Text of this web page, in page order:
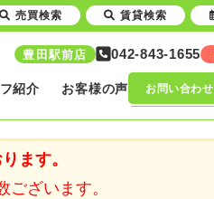
豊田駅前店 042-843-1655
紹介 お客様の声 お問い合わせ
ます。
ざいます。
売買検索 賃貸検索